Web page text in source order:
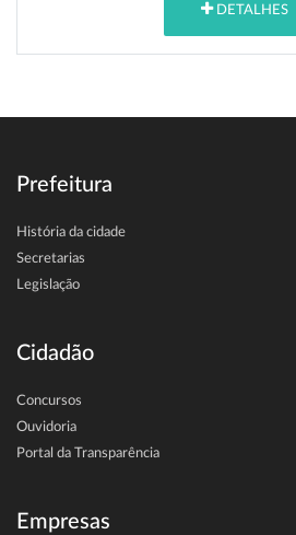
DETALHES
Prefeitura
História da cidade
Secretarias
Legislação
Cidadão
Concursos
Ouvidoria
Portal da Transparência
Empresas